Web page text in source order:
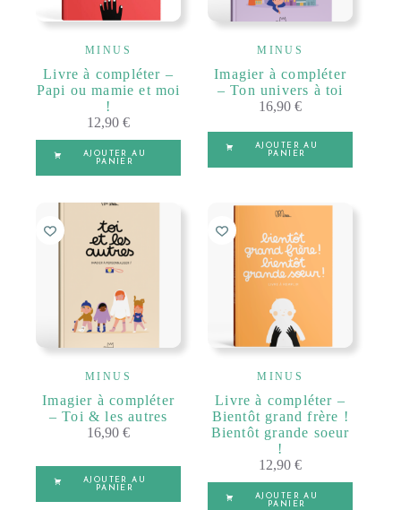
MINUS
Livre à compléter –
Papi ou mamie et moi
!
12,90€
AJOUTER AU
PANIER
MINUS
Imagier à compléter
– Ton univers à toi
16,90€
AJOUTER AU
PANIER
MINUS
Imagier à compléter
– Toi & les autres
16,90€
AJOUTER AU
PANIER
MINUS
Livre à compléter –
Bientôt grand frère !
Bientôt grande soeur
!
12,90€
AJOUTER AU
PANIER